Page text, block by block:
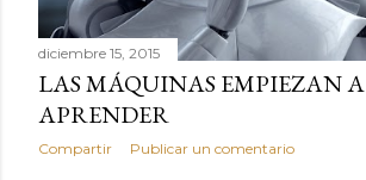
diciembre 15, 2015
LAS MÁQUINAS EMPIEZAN A
APRENDER
Compartir Publicar un comentario